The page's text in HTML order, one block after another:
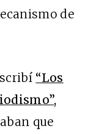
de
“Los
,
que